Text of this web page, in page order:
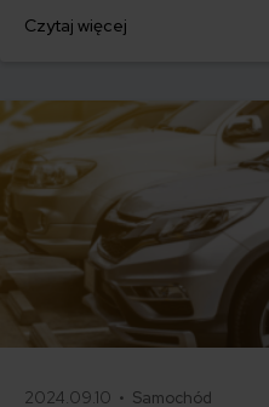
Czytaj więcej
2024.09.10 • Samochód